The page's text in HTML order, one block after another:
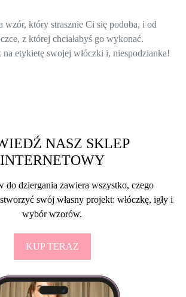
wzór, który strasznie Ci się podoba, i od
z której chciałabyś go wykonać.
na etykietę swojej włóczki i, niespodzianka!
NASZ SKLEP
INTERNETOWY
do dziergania zawiera wszystko, czego
swój własny projekt: włóczkę, igły i
wybór wzorów.
KUP TERAZ